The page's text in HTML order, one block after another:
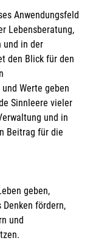
Anwendungsfeld
Lebensberatung,
und in der
den Blick für den
Werte geben
Sinnleere vieler
und in
Beitrag für die
geben,
fördern,
und